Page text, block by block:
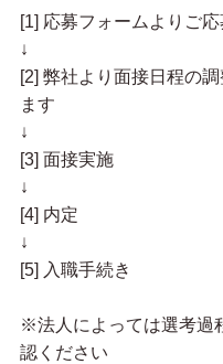
[1] 応募フォームよりご
↓
[2] 弊社より面接日程の
ます
↓
[3] 面接実施
↓
[4] 内定
↓
[5] 入職手続き
※法人によっては選考過
認ください